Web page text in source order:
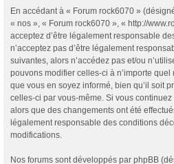
En accédant à « Forum rock6070 »
« nos », « Forum rock6070 », « http://
acceptez d’être légalement responsable
n’acceptez pas d’être légalement
suivantes, alors n’accédez pas et/ou
pouvons modifier celles-ci à n’importe
que vous en soyez informé, bien qu’il soit
celles-ci par vous-même. Si vous continuez
alors que des changements ont été
légalement responsable des conditions
modifications.
Nos forums sont développés par phpBB